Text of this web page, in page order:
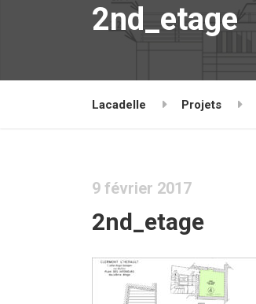
2nd_etage
Lacadelle Projets
9 février 2017
2nd_etage